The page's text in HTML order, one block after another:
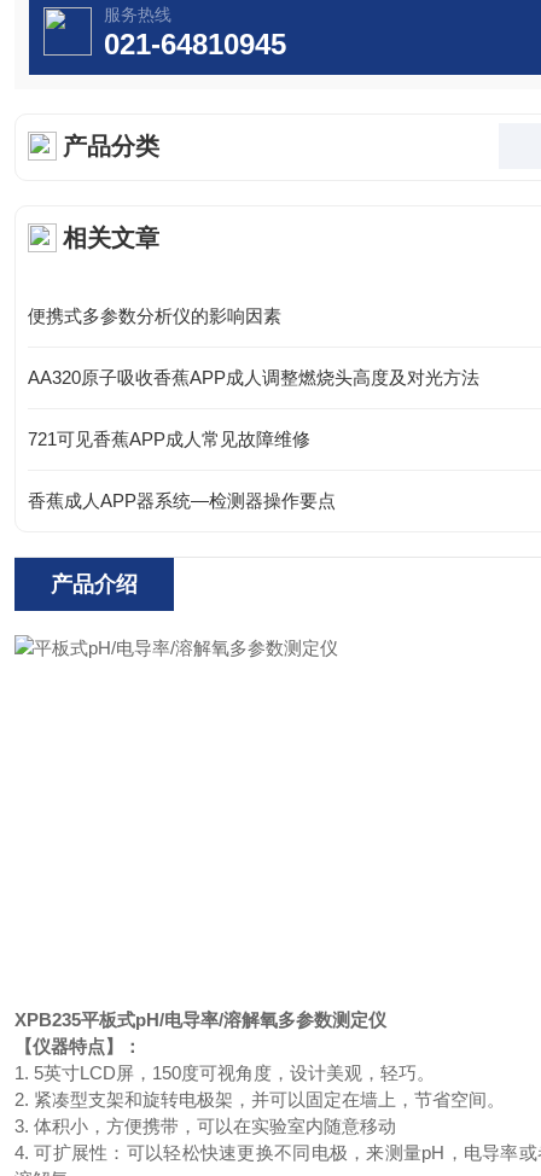
服务热线
021-64810945
产品分类
相关文章
便携式多参数分析仪的影响因素
AA320原子吸收香蕉APP成人调整燃烧头高度及对光方法
721可见香蕉APP成人常见故障维修
香蕉成人APP器系统—检测器操作要点
产品介绍
XPB235平板式pH/电导率/溶解氧多参数测定仪
【仪器特点】：
1. 5英寸LCD屏，150度可视角度，设计美观，轻巧。
2. 紧凑型支架和旋转电极架，并可以固定在墙上，节省空间。
3. 体积小，方便携带，可以在实验室内随意移动
4. 可扩展性：可以轻松快速更换不同电极，来测量pH，电导率或